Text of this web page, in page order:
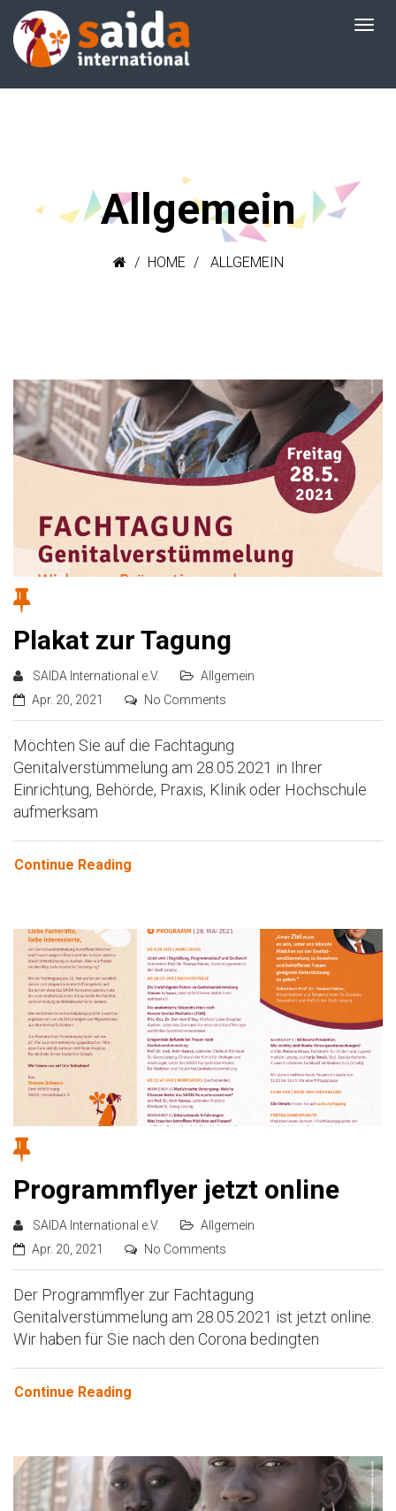
Allgemein
HOME ALLGEMEIN
Plakat zur Tagung
SAIDA International e.V.
Allgemein
Apr. 20, 2021
No Comments
Möchten Sie auf die Fachtagung
Genitalverstümmelung am 28.05.2021 in Ihrer
Einrichtung, Behörde, Praxis, Klinik oder Hochschule
aufmerksam
Continue Reading
Programmflyer jetzt online
SAIDA International e.V.
Allgemein
Apr. 20, 2021
No Comments
Der Programmflyer zur Fachtagung
Genitalverstümmelung am 28.05.2021 ist jetzt online.
Wir haben für Sie nach den Corona bedingten
Continue Reading